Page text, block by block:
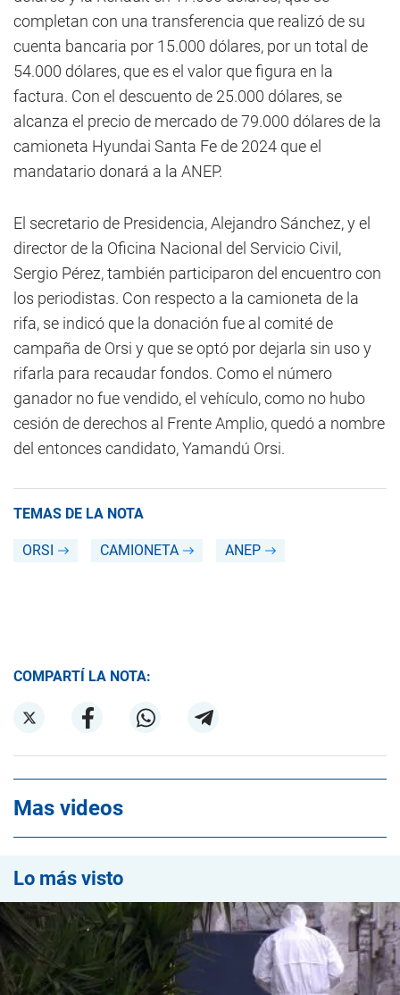
completan con una transferencia que realizó de su
cuenta bancaria por 15.000 dólares, por un total de
54.000 dólares, que es el valor que figura en la
factura. Con el descuento de 25.000 dólares, se
alcanza el precio de mercado de 79.000 dólares de la
camioneta Hyundai Santa Fe de 2024 que el
mandatario donará a la ANEP.
El secretario de Presidencia, Alejandro Sánchez, y el
director de la Oficina Nacional del Servicio Civil,
Sergio Pérez, también participaron del encuentro con
los periodistas. Con respecto a la camioneta de la
rifa, se indicó que la donación fue al comité de
campaña de Orsi y que se optó por dejarla sin uso y
rifarla para recaudar fondos. Como el número
ganador no fue vendido, el vehículo, como no hubo
cesión de derechos al Frente Amplio, quedó a nombre
del entonces candidato, Yamandú Orsi.
TEMAS DE LA NOTA
ORSI CAMIONETA ANEP
COMPARTÍ LA NOTA:
Mas videos
Lo más visto